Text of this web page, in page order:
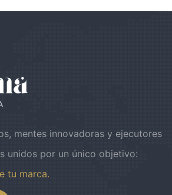
mentes innovadoras y ejecutores
unidos por un único objetivo:
tu marca.